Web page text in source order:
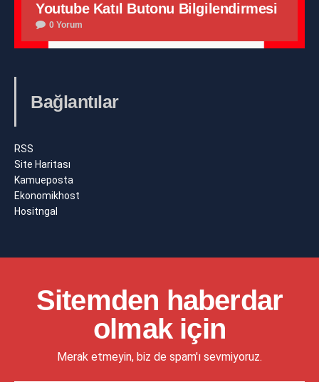
Youtube Katıl Butonu Bilgilendirmesi
0 Yorum
Bağlantılar
RSS
Site Haritası
Kamueposta
Ekonomikhost
Hositngal
Sitemden haberdar
olmak için
Merak etmeyin, biz de spam'ı sevmiyoruz.